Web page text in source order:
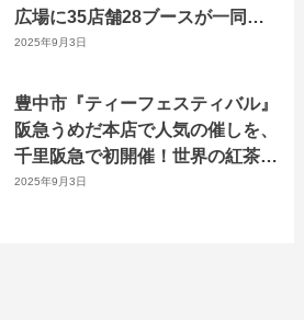
広場に35店舗28ブースが一同に
集う！
2025年9月3日
豊中市『ティーフェスティバル』
阪急うめだ本店で人気の催しを、
千里阪急で初開催！世界の紅茶で
心豊かなお茶時間を楽しむ。
2025年9月3日